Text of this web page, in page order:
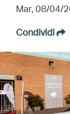
Mar, 08/04/
Condividi